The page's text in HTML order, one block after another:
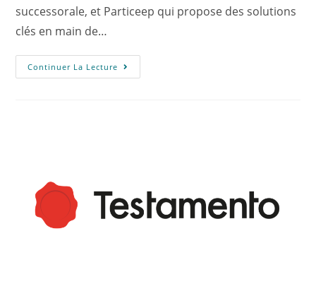
successorale, et Particeep qui propose des solutions
clés en main de…
Continuer La Lecture